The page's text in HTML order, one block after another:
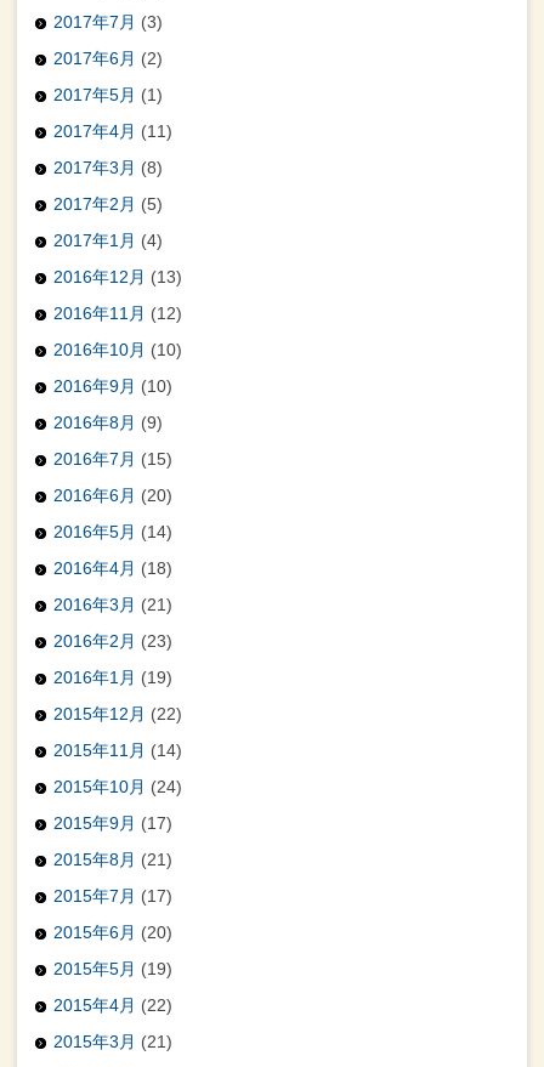
2017年7月 (3)
2017年6月 (2)
2017年5月 (1)
2017年4月 (11)
2017年3月 (8)
2017年2月 (5)
2017年1月 (4)
2016年12月 (13)
2016年11月 (12)
2016年10月 (10)
2016年9月 (10)
2016年8月 (9)
2016年7月 (15)
2016年6月 (20)
2016年5月 (14)
2016年4月 (18)
2016年3月 (21)
2016年2月 (23)
2016年1月 (19)
2015年12月 (22)
2015年11月 (14)
2015年10月 (24)
2015年9月 (17)
2015年8月 (21)
2015年7月 (17)
2015年6月 (20)
2015年5月 (19)
2015年4月 (22)
2015年3月 (21)